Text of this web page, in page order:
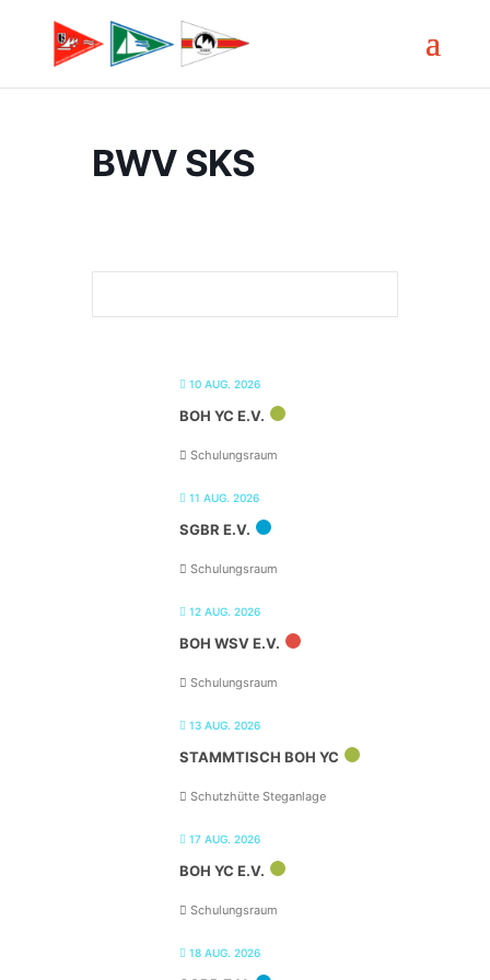
BWV SKS
10 AUG. 2026
BOH YC E.V.
Schulungsraum
11 AUG. 2026
SGBR E.V.
Schulungsraum
12 AUG. 2026
BOH WSV E.V.
Schulungsraum
13 AUG. 2026
STAMMTISCH BOH YC
Schutzhütte Steganlage
17 AUG. 2026
BOH YC E.V.
Schulungsraum
18 AUG. 2026